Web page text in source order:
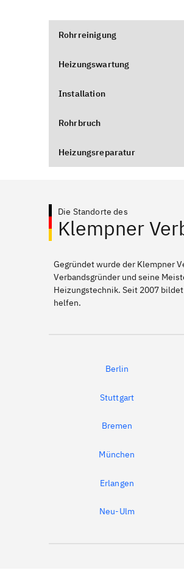
Rohrreinigung
Heizungswartung
Installation
Rohrbruch
Heizungsreparatur
Die Standorte des
Klempner
Gegründet wurde der Klempner
Verbandsgründer und seine
Heizungstechnik. Seit 2007
helfen.
Berlin
Stuttgart
Bremen
München
Erlangen
Neu-Ulm